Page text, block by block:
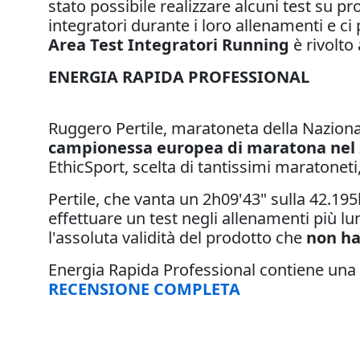
stato possibile realizzare alcuni test su
integratori durante i loro allenamenti e
Area Test Integratori Running è rivolto
ENERGIA RAPIDA PROFESSIONAL
Ruggero Pertile, maratoneta della
campionessa europea di maratona nel
EthicSport, scelta di tantissimi
Pertile, che vanta un 2h09'43" sulla
effettuare un test negli allenamenti più
l'assoluta validità del prodotto che non
Energia Rapida Professional contiene una
RECENSIONE COMPLETA